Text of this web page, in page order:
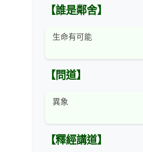
【誰是鄰舍】
生命有可能
【問道】
異象
【釋經講道】